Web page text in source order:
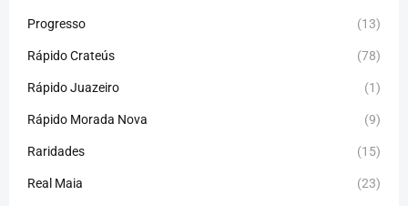
Progresso (13)
Rápido Crateús (78)
Rápido Juazeiro (1)
Rápido Morada Nova (9)
Raridades (15)
Real Maia (23)